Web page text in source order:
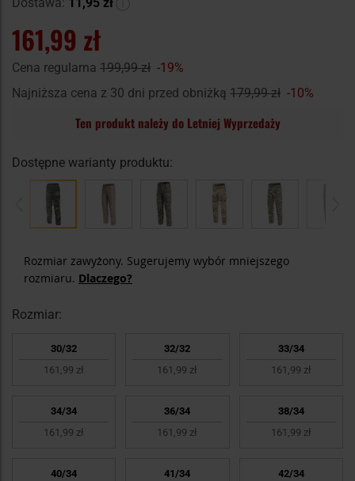
161,99 zł
Cena regularna 199,99 zł -19%
Najniższa cena z 30 dni przed obniżką 179,99 zł -10%
Ten produkt należy do Letniej Wyprzedaży
Dostępne warianty produktu:
Rozmiar zawyżony. Sugerujemy wybór mniejszego
rozmiaru. Dlaczego?
Rozmiar:
30/32
161,99 zł
32/32
161,99 zł
33/34
161,99 zł
34/34
161,99 zł
36/34
161,99 zł
38/34
161,99 zł
40/34
41/34
42/34